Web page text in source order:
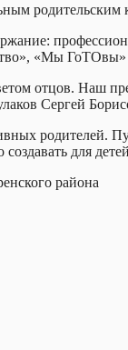
«Мы
отцов. Наш
Сергей
родителей.
для
района